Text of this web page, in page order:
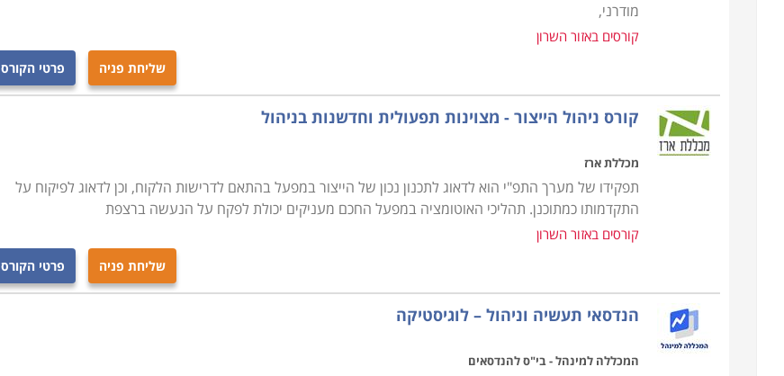
מודרני,
קורסים באזור השרון
שליחת פניה פרטי הקורס
קורס ניהול הייצור - מצוינות תפעולית וחדשנות בניהול
מכללת ארז
תפקידו של מערך התפ"י הוא לדאוג לתכנון נכון של הייצור במפעל בהתאם לדרישות הלקוח, וכן לדאוג לפיקוח על
התקדמותו כמתוכנן. תהליכי האוטומציה במפעל החכם מעניקים יכולת לפקח על הנעשה ברצפת
קורסים באזור השרון
שליחת פניה פרטי הקורס
הנדסאי תעשיה וניהול – לוגיסטיקה
המכללה למינהל - בי"ס להנדסאים